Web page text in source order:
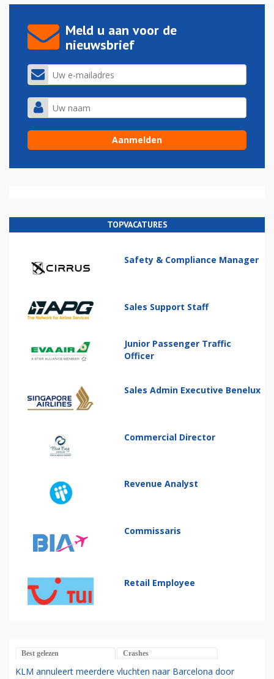
Meld u aan voor de
nieuwsbrief
TOPVACATURES
Safety & Compliance Manager
Sales Support Staff
Junior Passenger Traffic
Officer
Sales Admin Executive Benelux
Commercial Director
Revenue Analyst
Commissaris
Retail Employee
Best gelezen Crashes
KLM annuleert meerdere vluchten naar Barcelona door